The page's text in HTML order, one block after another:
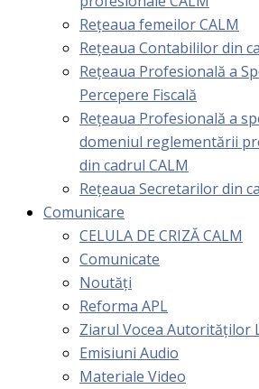
Rețeaua femeilor CALM
Rețeaua Contabililor din
Rețeaua Profesională a
Percepere Fiscală
Reţeaua Profesională a
domeniul reglementării
din cadrul CALM
Rețeaua Secretarilor din
Comunicare
CELULA DE CRIZĂ CALM
Comunicate
Noutăți
Reforma APL
Ziarul Vocea Autorităților
Emisiuni Audio
Materiale Video